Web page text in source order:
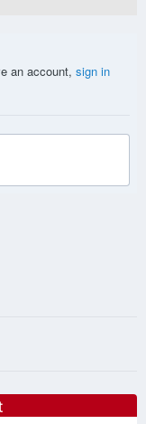
an account, sign in